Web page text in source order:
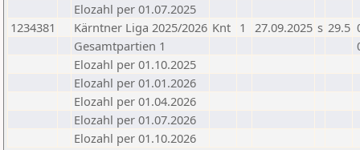
Elozahl per 01.07.2025
1234381
Kärntner Liga 2025/2026 Knt 1 27.09.2025 s 29.5
Gesamtpartien 1
Elozahl per 01.10.2025
Elozahl per 01.01.2026
Elozahl per 01.04.2026
Elozahl per 01.07.2026
Elozahl per 01.10.2026